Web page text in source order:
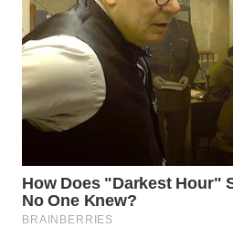
WN
SUKABUMI
WN
PURWAKARTA
PRIANGAN
TIMUR